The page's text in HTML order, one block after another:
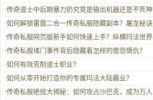
·传奇道士中后期暴力奶究竟是输出机器还是不死神
医？
·如何解锁雷霆二合一传奇私服隐藏副本？屠龙秘诀
助你征霸玛法大陆
·传奇私服网页版新手如何快速上手？纵横玛法世界
全攻略在此
·传奇私服堵门事件背后隐藏着怎样的恩怨情仇？
·如何有效克制道士职业？
·如何从零开始打造你的专属玛法大陆霸业？
·传奇私服绝技大揭秘：如何攻占沙巴克，成为万人